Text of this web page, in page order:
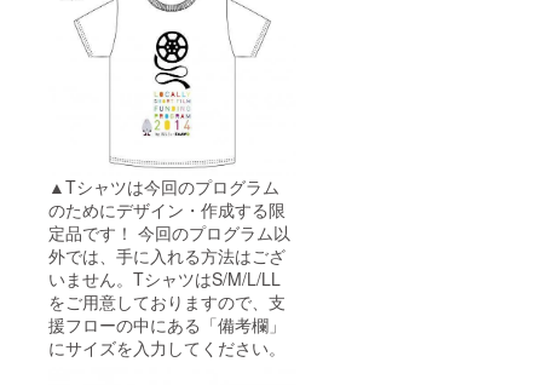
▲Tシャツは今回のプログラム
のためにデザイン・作成する限
定品です！ 今回のプログラム以
外では、手に入れる方法はござ
いません。TシャツはS/M/L/LL
をご用意しておりますので、支
援フローの中にある「備考欄」
にサイズを入力してください。